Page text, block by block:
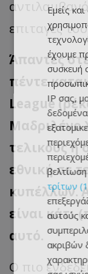
επιταγές
Άπαντες
πέντε
League
Μαδριλένο
τελικούς ή
εθνική σε
κυπέλλων.
είναι κάτι
αυτό.
Ο πιο
Εμείς
έχουμε
συσκευή
IP σας,
τρίτων
αυτούς
ακριβών